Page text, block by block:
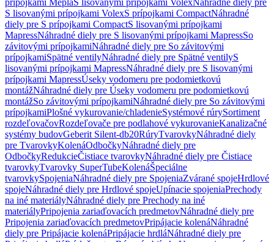
prípojkami MeplaS lisovanými prípojkami VolexNáhradné diely pre
S lisovanými prípojkami VolexS prípojkami CompactNáhradné
diely pre S prípojkami CompactS lisovanými prípojkami
MapressNáhradné diely pre S lisovanými prípojkami MapressSo
závitovými prípojkamiNáhradné diely pre So závitovými
prípojkamiSpätné ventilyNáhradné diely pre Spätné ventilyS
lisovanými prípojkami MapressNáhradné diely pre S lisovanými
prípojkami MapressÚseky vodomeru pre podomietkovú
montážNáhradné diely pre Úseky vodomeru pre podomietkovú
montážSo závitovými prípojkamiNáhradné diely pre So závitovými
prípojkamiPlošné vykurovanie/chladenieSystémové rúrySortiment
rozdeľovačovRozdeľovače pre podlahové vykurovanieKanalizačné
systémy budovGeberit Silent-db20RúryTvarovkyNáhradné diely
pre TvarovkyKolenáOdbočkyNáhradné diely pre
OdbočkyRedukcieČistiace tvarovkyNáhradné diely pre Čistiace
tvarovkyTvarovky SuperTubeKolenáŠpeciálne
tvarovkySpojeniaNáhradné diely pre SpojeniaZvárané spojeHrdlové
spojeNáhradné diely pre Hrdlové spojeUpínacie spojeniaPrechody
na iné materiályNáhradné diely pre Prechody na iné
materiályPripojenia zariaďovacích predmetovNáhradné diely pre
Pripojenia zariaďovacích predmetovPripájacie kolenáNáhradné
diely pre Pripájacie kolenáPripájacie hrdláNáhradné diely pre